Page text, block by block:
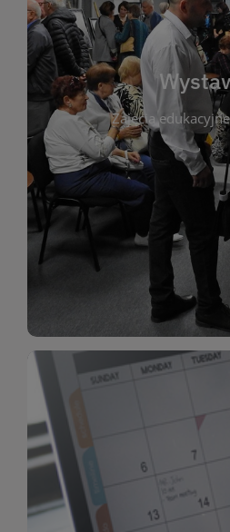
Zajęcia
Biblioteka organizuje
sztukę lokalnych twórców,
W tej sekcji znajdziesz
ekspozycjach oraz
poprzednich lat.
malarstwo, fotografię,
artystyczne. Każda
do kontaktu z kulturą i
biblioteki. Serdecznie
Kalendarz
Zakładka ta gromadzi
wydarzenia kulturalne i
przez bibliotekę. Możesz tu